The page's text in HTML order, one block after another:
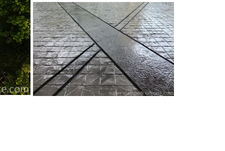
กมาย ในแบบที่คุณต้องการ
ป็นอย่างดี ไม่ต้องใช้น้ำยาในการทำความสะอาดแต่
เป็นการทำพื้นผิวที่สวยงาม และแฝงไปด้วยธรรมชาติ
วยสดงดงาม และเต็มไปด้วยประสิทธิภาพ ทั้งความแข็ง